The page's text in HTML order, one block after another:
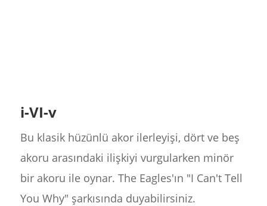
i-VI-v
Bu klasik hüzünlü akor ilerleyişi, dört ve beş
akoru arasındaki ilişkiyi vurgularken minör
bir akoru ile oynar. The Eagles'ın "I Can't Tell
You Why" şarkısında duyabilirsiniz.